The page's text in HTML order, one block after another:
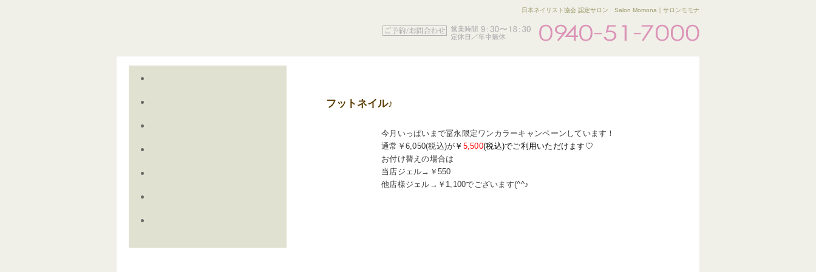
日本ネイリスト協会 認定サロン Salon Momona｜サロンモモナ
フットネイル♪
今月いっぱいまで冨永限定ワンカラーキャンペーンしています！
通常￥6,050(税込)が ￥ 5,500(税込)でご利用いただけます♡
お付け替えの場合は
当店ジェル→￥550
他店様ジェル→￥1,100でございます(^^♪